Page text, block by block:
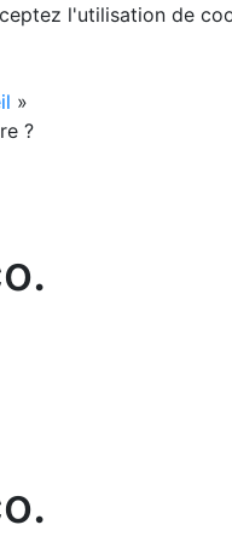
l'utilisation de
»
?